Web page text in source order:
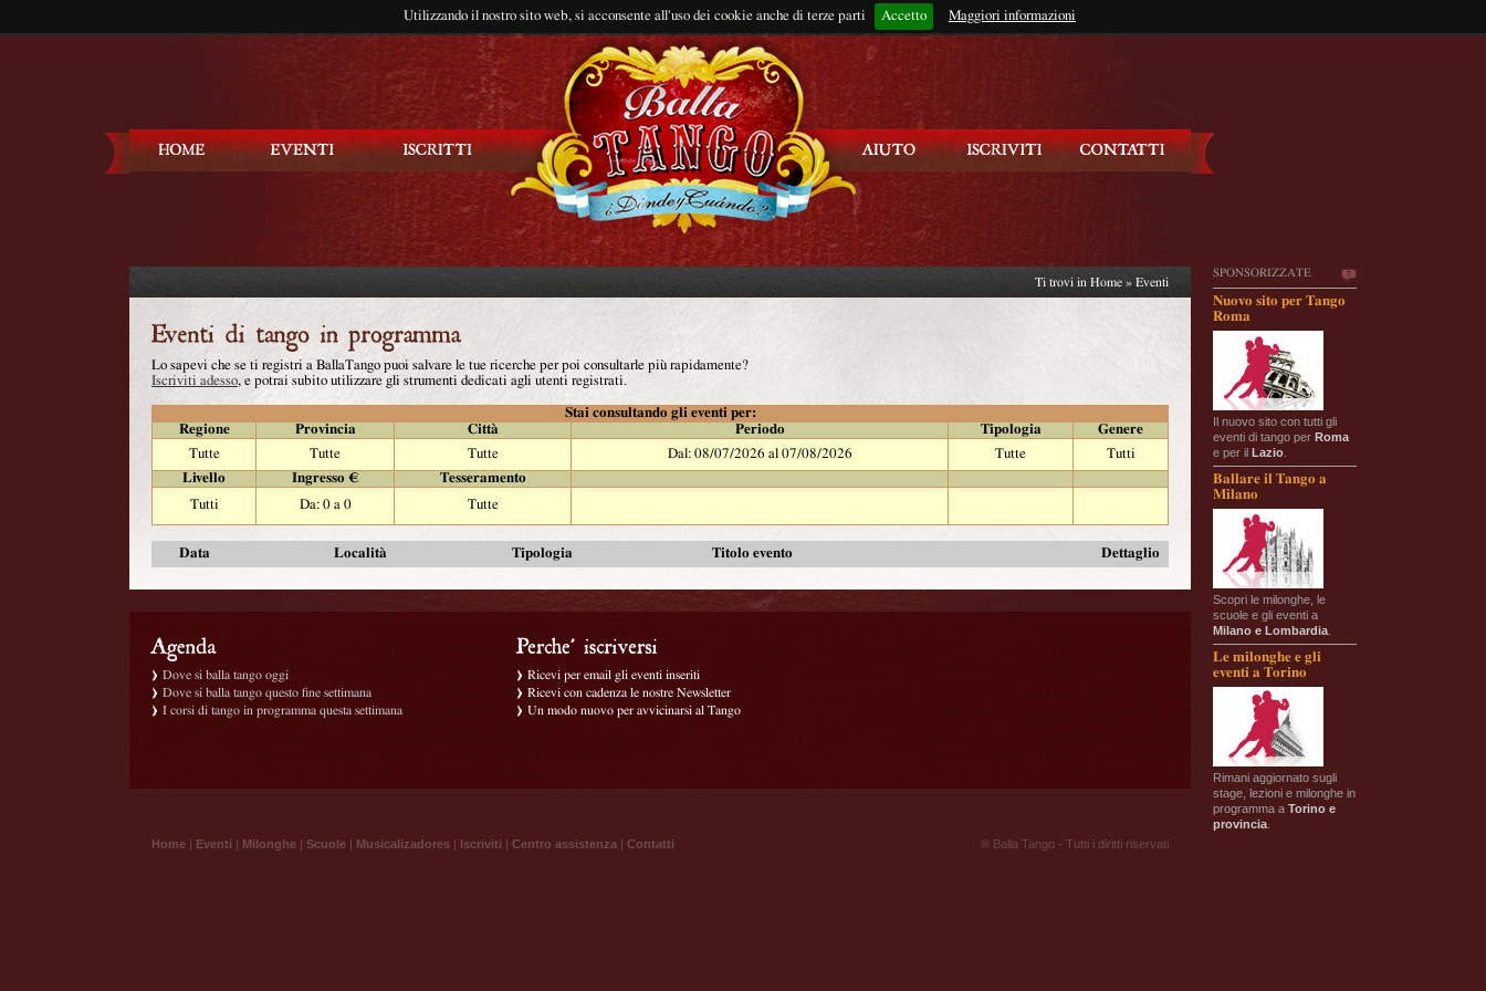
Utilizzando il nostro sito web, si acconsente all'uso dei cookie anche di terze parti Accetto Maggiori informazioni
Rimani connesso?
SPONSORIZZATE
Nuovo sito per Tango
Roma
Il nuovo sito con tutti gli
eventi di tango per Roma
e per il Lazio
Ballare il Tango a
Milano
Scopri le milonghe, le
scuole e gli eventi a
Milano e Lombardia
Le milonghe e gli
eventi a Torino
Rimani aggiornato sugli
stage, lezioni e milonghe in
programma a Torino e
provincia
Ti trovi in Home » Eventi
Lo sapevi che se ti registri a BallaTango puoi salvare le tue ricerche per poi consultarle più rapidamente?
Iscriviti adesso, e potrai subito utilizzare gli strumenti dedicati agli utenti registrati.
Stai consultando gli eventi per:
Regione
Provincia Città Periodo Tipologia
Genere
Tutte
Tutte Tutte Dal: 08/07/2026 al 07/08/2026 Tutte
Tutti
Livello
Ingresso €
Tesseramento
Tutti
Da: 0 a 0 Tutte
Data Località Tipologia Titolo evento Dettaglio
Dove si balla tango oggi
Dove si balla tango questo fine settimana
I corsi di tango in programma questa settimana
Ricevi per email gli eventi inseriti
Ricevi con cadenza le nostre Newsletter
Un modo nuovo per avvicinarsi al Tango
Home | Eventi | Milonghe | Scuole | Musicalizadores | Iscriviti | Centro assistenza | Contatti ® Balla Tango - Tutti i diritti riservati